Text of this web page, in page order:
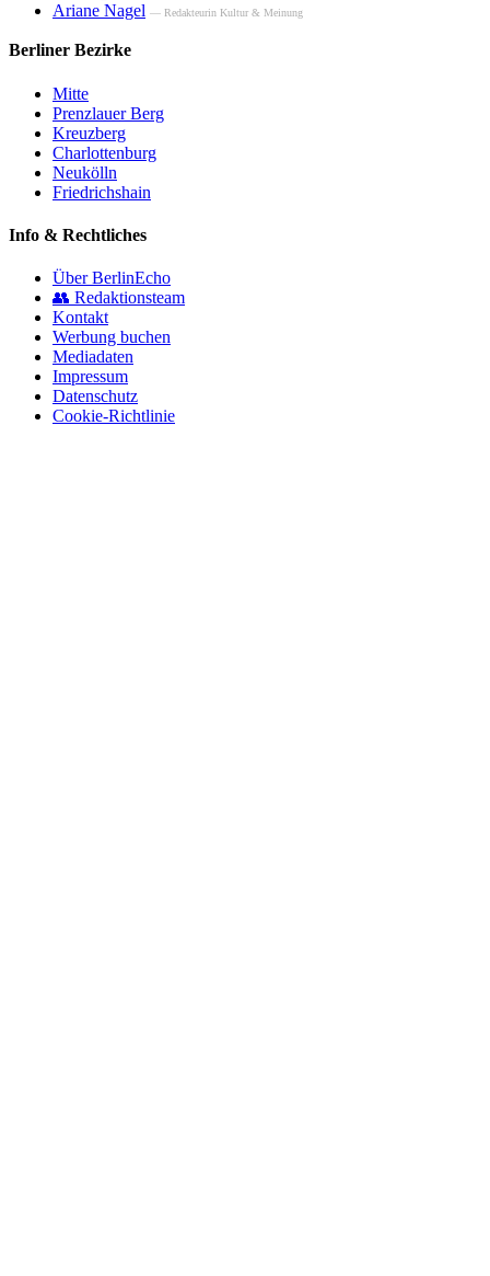
Ariane Nagel — Redakteurin Kultur & Meinung
Berliner Bezirke
Mitte
Prenzlauer Berg
Kreuzberg
Charlottenburg
Neukölln
Friedrichshain
Info & Rechtliches
Über BerlinEcho
👥 Redaktionsteam
Kontakt
Werbung buchen
Mediadaten
Impressum
Datenschutz
Cookie-Richtlinie